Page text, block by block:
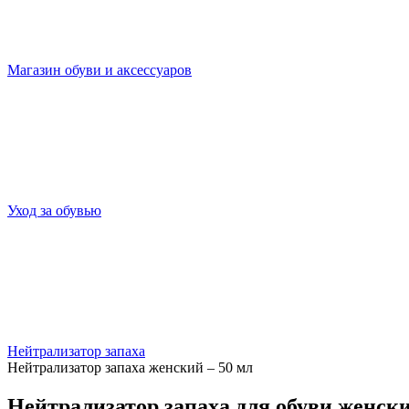
Магазин обуви и аксессуаров
Уход за обувью
Нейтрализатор запаха
Нейтрализатор запаха женский – 50 мл